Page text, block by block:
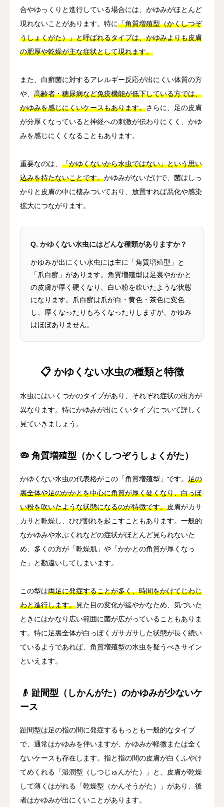
合やゆっくりと進行している場合には、かゆみがほとんど
現れないことがあります。特に「角質増殖型（かくしつぞ
うしょくがた）」と呼ばれるタイプは、かゆみよりも皮膚
の肥厚や乾燥が主な症状として現れます。
また、白癬菌に対するアレルギー反応が出にくい体質の方
や、 高齢者・糖尿病など免疫機能が低下している方では、
かゆみを感じにくいケースもあります。さらに、足の皮膚
が分厚くなっていると神経への刺激が伝わりにくく、かゆ
みを感じにくくなることもあります。
重要なのは、 「かゆくないから水虫ではない」という思い
込みを持たないことです。かゆみがないだけで、菌はしっ
かりと皮膚の中に棲みついており、放置すれば悪化や感染
拡大につながります。
Q. かゆくない水虫にはどんな種類がありますか？
かゆみが出にくい水虫には主に「角質増殖型」と
「爪白癬」があります。角質増殖型は足裏やかかと
の皮膚が厚く硬くなり、白い粉を吹いたような状態
になります。爪白癬は爪が白・黄色・茶色に変色
し、厚くなったりもろくなったりしますが、かゆみ
はほぼありません。
📋 かゆくない水虫の種類と特徴
水虫にはいくつかのタイプがあり、それぞれ症状の出方が
異なります。特にかゆみが出にくいタイプについて詳しく
見ていきましょう。
🦠 角質増殖型（かくしつぞうしょくがた）
かゆくない水虫の代表格がこの「角質増殖型」です。 足の
裏全体や足のかかとを中心に角質が厚く硬くなり、白っぽ
い粉を吹いたような状態になるのが特徴です。皮膚がカサ
カサと乾燥し、ひび割れを起こすこともあります。一般的
なかゆみや水ぶくれなどの症状がほとんど見られないた
め、多くの方が「乾燥肌」や「かかとの角質が厚くなっ
た」と勘違いしてしまいます。
この型は両足に発症することが多く、時間をかけてじわじ
わと進行します。見た目の変化が緩やかなため、気づいた
ときにはかなり広い範囲に菌が広がっていることもありま
す。特に足裏全体が白っぽくガサガサした状態が長く続い
ているようであれば、角質増殖型の水虫を疑うべきサイン
といえます。
👴 趾間型（しかんがた）のかゆみが少ないケ
ース
趾間型は足の指の間に発症するもっとも一般的なタイプ
で、通常はかゆみを伴いますが、かゆみが軽微または全く
ないケースも存在します。指と指の間の皮膚が白くふやけ
てめくれる「湿潤型（しつじゅんがた）」と、皮膚が乾燥
して薄くはがれる「乾燥型（かんそうがた）」があり、後
者はかゆみが出にくいことがあります。